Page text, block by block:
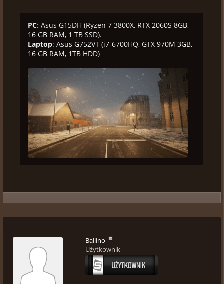
PC: Asus G15DH (Ryzen 7 3800X, RTX 2060S 8GB,
16 GB RAM, 1 TB SSD).
Laptop: Asus G752VT (i7-6700HQ, GTX 970M 3GB,
16 GB RAM, 1TB HDD)
Ballino
Użytkownik